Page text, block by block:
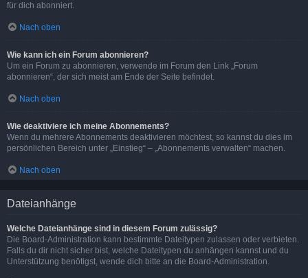
für dich abonniert.
Nach oben
Wie kann ich ein Forum abonnieren?
Um ein Forum zu abonnieren, verwende im Forum den Link „Forum
abonnieren“, der sich meist am Ende der Seite befindet.
Nach oben
Wie deaktiviere ich meine Abonnements?
Wenn du mehrere Abonnements deaktivieren möchtest, so kannst du dies im
persönlichen Bereich unter „Einstieg“ – „Abonnements verwalten“ machen.
Nach oben
Dateianhänge
Welche Dateianhänge sind in diesem Forum zulässig?
Die Board-Administration kann bestimmte Dateitypen zulassen oder verbieten.
Falls du dir nicht sicher bist, welche Dateitypen du anhängen kannst und du
Unterstützung benötigst, wende dich bitte an die Board-Administration.